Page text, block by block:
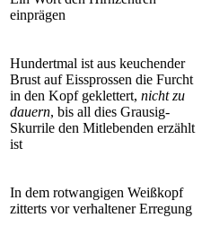
einprägen
Hundertmal ist aus keuchender
Brust auf Eissprossen die Furcht
in den Kopf geklettert, nicht zu
dauern, bis all dies Grausig-
Skurrile den Mitlebenden erzählt
ist
In dem rotwangigen Weißkopf
zitterts vor verhaltener Erregung